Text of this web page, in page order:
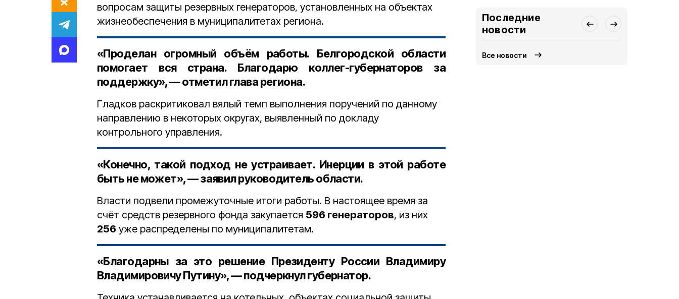
вопросам защиты резервных генераторов, установленных на объектах
жизнеобеспечения в муниципалитетах региона.
«Проделан огромный объём работы. Белгородской области
помогает вся страна. Благодарю коллег-губернаторов за
поддержку», — отметил глава региона.
Гладков раскритиковал вялый темп выполнения поручений по данному
направлению в некоторых округах, выявленный по докладу
контрольного управления.
«Конечно, такой подход не устраивает. Инерции в этой работе
быть не может», — заявил руководитель области.
Власти подвели промежуточные итоги работы. В настоящее время за
счёт средств резервного фонда закупается 596 генераторов, из них
256 уже распределены по муниципалитетам.
«Благодарны за это решение Президенту России Владимиру
Владимировичу Путину», — подчеркнул губернатор.
Последние
новости
Все новости